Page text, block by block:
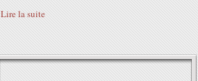
Lire la suite